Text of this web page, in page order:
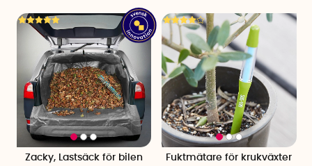
Zacky, Lastsäck för bilen Fuktmätare för krukväxter